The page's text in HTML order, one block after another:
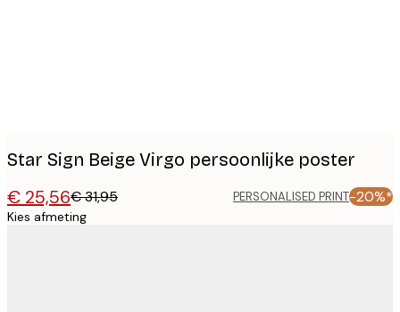
Star Sign Beige Virgo persoonlijke poster
€ 25,56€ 31,95 PERSONALISED PRINT-20%*
Kies afmeting